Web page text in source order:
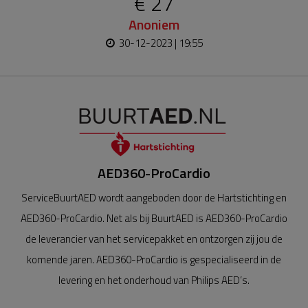
Anoniem
30-12-2023 | 19:55
AED360-ProCardio
ServiceBuurtAED wordt aangeboden door de Hartstichting en
AED360-ProCardio. Net als bij BuurtAED is AED360-ProCardio
de leverancier van het servicepakket en ontzorgen zij jou de
komende jaren. AED360-ProCardio is gespecialiseerd in de
levering en het onderhoud van Philips AED’s.